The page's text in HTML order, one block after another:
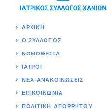
ΑΡΧΙΚΉ
Ο ΣΥΛΛΟΓΟΣ
ΝΟΜΟΘΕΣΊΑ
ΙΑΤΡΟΙ
ΝΕΑ-ΑΝΑΚΟΙΝΩΣΕΙΣ
ΕΠΙΚΟΙΝΩΝΊΑ
ΠΟΛΙΤΙΚΉ ΑΠΟΡΡΗΤΟΥ